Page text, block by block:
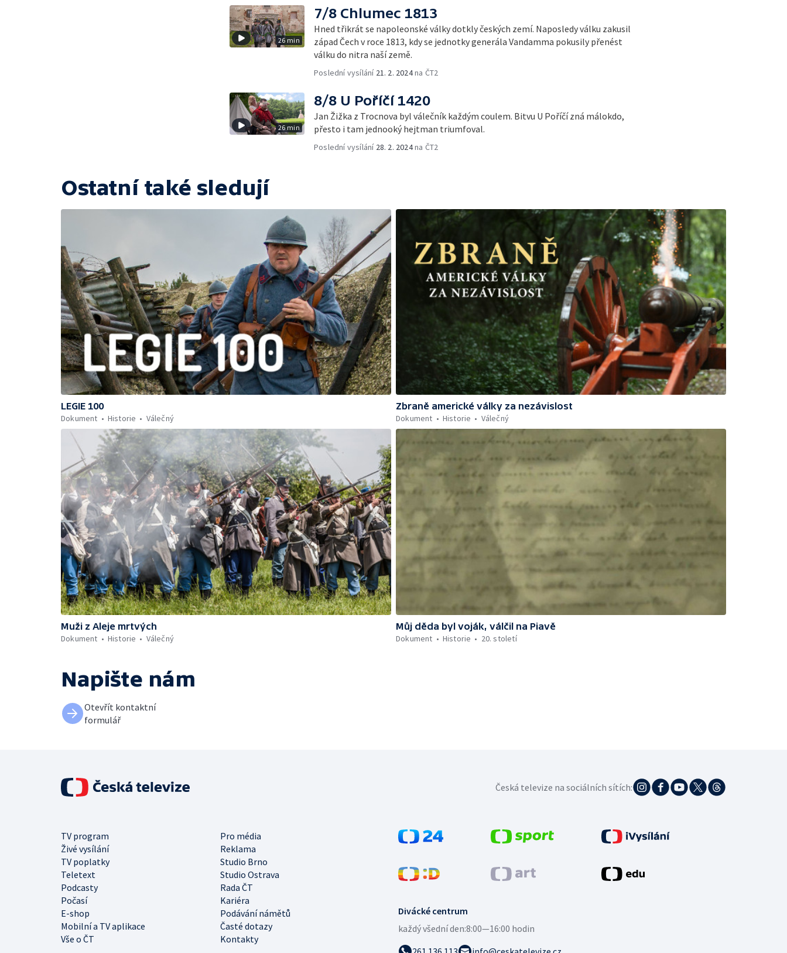
26 min
7/8 Chlumec 1813
Hned třikrát se napoleonské války dotkly českých zemí. Naposledy válku zakusil
západ Čech v roce 1813, kdy se jednotky generála Vandamma pokusily přenést
válku do nitra naší země.
Poslední vysílání 21. 2. 2024na ČT2
26 min
8/8 U Poříčí 1420
Jan Žižka z Trocnova byl válečník každým coulem. Bitvu U Poříčí zná málokdo,
přesto i tam jednooký hejtman triumfoval.
Poslední vysílání 28. 2. 2024na ČT2
Ostatní také sledují
LEGIE 100
Dokument
Historie Válečný
Zbraně americké války za nezávislost
Dokument
Historie Válečný
Muži z Aleje mrtvých
Dokument
Historie Válečný
Můj děda byl voják, válčil na Piavě
Dokument
Historie 20. století
Napište nám
Otevřít kontaktní
formulář
Divácké centrum
každý všední den:8:00—16:00 hodin
TV program
Pro média
Živé vysílání
Reklama
TV poplatky
Studio Brno
Teletext
Studio Ostrava
Podcasty
Rada ČT
Počasí
Kariéra
E-shop
Podávání námětů
Mobilní a TV aplikace
Časté dotazy
Vše o ČT
Kontakty
Česká televize na sociálních sítích: